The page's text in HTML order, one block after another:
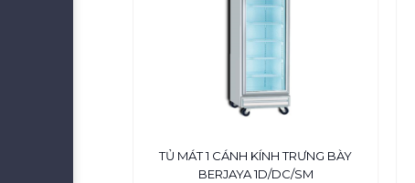
TỦ MÁT 1 CÁNH KÍNH TRƯNG BÀY
BERJAYA 1D/DC/SM